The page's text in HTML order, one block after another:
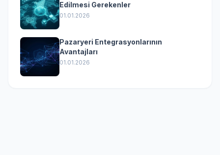
Edilmesi Gerekenler
01.01.2026
Pazaryeri Entegrasyonlarının
Avantajları
01.01.2026